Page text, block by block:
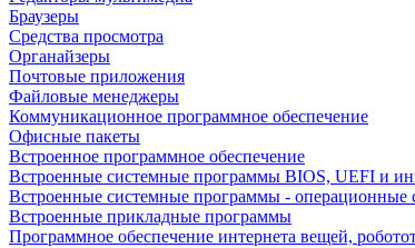
Браузеры
Средства просмотра
Органайзеры
Почтовые приложения
Файловые менеджеры
Коммуникационное программное обеспечение
Офисные пакеты
Встроенное программное обеспечение
Встроенные системные программы BIOS, UEFI и
Встроенные системные программы - операционные
Встроенные прикладные программы
Программное обеспечение интернета вещей,